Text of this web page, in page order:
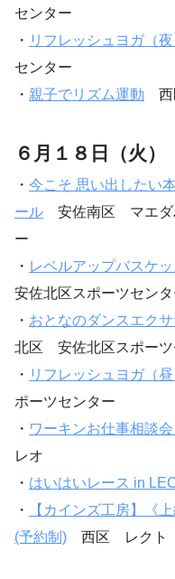
センター
・ リフレッシュヨガ（夜
センター
・ 親子でリズム運動 西
６月１８日（火）
・ 今こそ 思い出したい
ール 安佐南区 マエダ
ー
・ レベルアップバスケ
安佐北区スポーツセン
・ おとなのダンスエク
北区 安佐北区スポー
・ リフレッシュヨガ（昼
ポーツセンター
・ ワーキンお仕事相談
レオ
・ はいはいレース in
・
【カインズ工房】《
(予約制) 西区 レクト